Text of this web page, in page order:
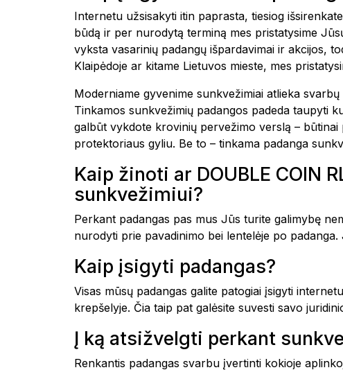
Internetu užsisakyti itin paprasta, tiesiog
būdą ir per nurodytą terminą mes pristatysime
vyksta vasarinių padangų išpardavimai ir akcijos,
Klaipėdoje ar kitame Lietuvos mieste, mes
Moderniame gyvenime sunkvežimiai atlieka
Tinkamos sunkvežimių padangos padeda taupyti
galbūt vykdote krovinių pervežimo verslą –
protektoriaus gyliu. Be to – tinkama padanga
Kaip žinoti ar DOUBLE COIN
sunkvežimiui?
Perkant padangas pas mus Jūs turite galimybę
nurodyti prie pavadinimo bei lentelėje po
Kaip įsigyti padangas?
Visas mūsų padangas galite patogiai įsigyti
krepšelyje. Čia taip pat galėsite suvesti savo
Į ką atsižvelgti perkant
Renkantis padangas svarbu įvertinti kokioje